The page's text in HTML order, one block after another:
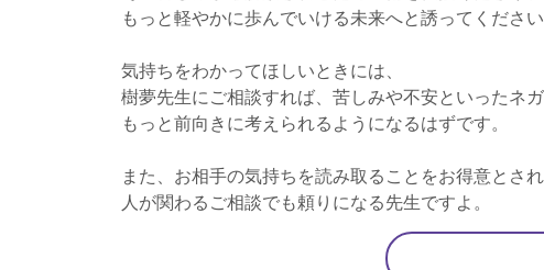
もっと軽やかに歩んでいける未来へと誘ってください
気持ちをわかってほしいときには、
樹夢先生にご相談すれば、苦しみや不安といったネ
もっと前向きに考えられるようになるはずです。
また、お相手の気持ちを読み取ることをお得意とされ
人が関わるご相談でも頼りになる先生ですよ。